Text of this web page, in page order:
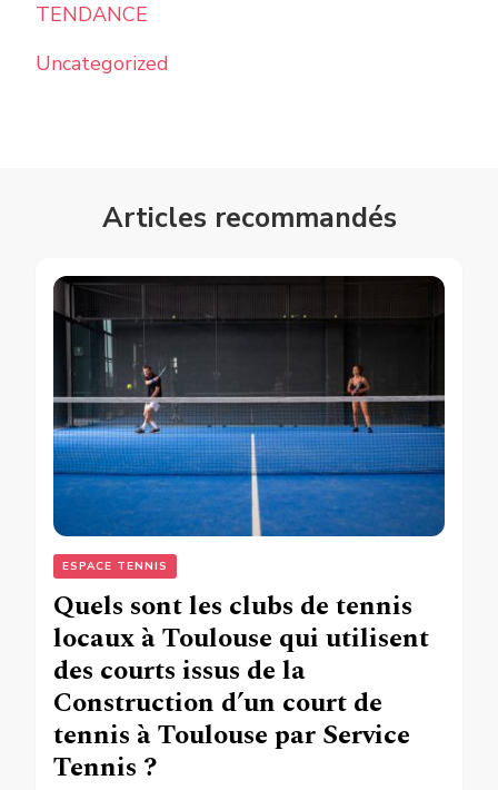
TENDANCE
Uncategorized
Articles recommandés
ESPACE TENNIS
Quels sont les clubs de tennis
locaux à Toulouse qui utilisent
des courts issus de la
Construction d’un court de
tennis à Toulouse par Service
Tennis ?